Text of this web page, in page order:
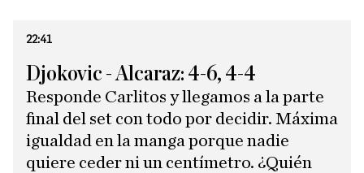
22:41
Djokovic - Alcaraz: 4-6, 4-4
Responde Carlitos y llegamos a la parte
final del set con todo por decidir. Máxima
igualdad en la manga porque nadie
quiere ceder ni un centímetro. ¿Quién